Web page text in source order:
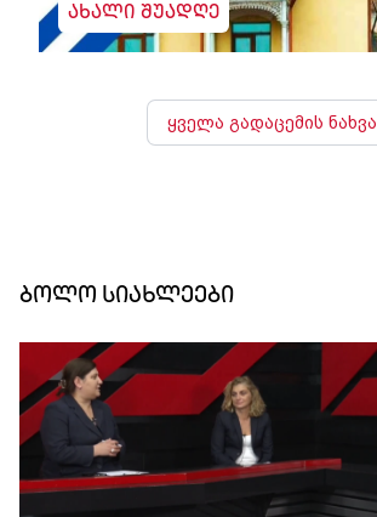
ახალი შუადღე
ყველა გადაცემის ნახვა
ბოლო სიახლეები